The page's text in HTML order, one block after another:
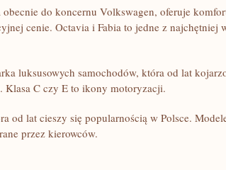
obecnie do koncernu Volkswagen, oferuje
cenie. Octavia i Fabia to jedne z najchętniej
luksusowych samochodów,‌ która od lat
⁤Klasa C czy E to ikony motoryzacji.
od lat cieszy się popularnością w Polsce.
przez kierowców.